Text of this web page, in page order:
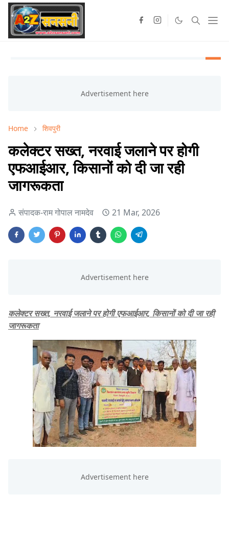
Home शिवपुरी
कलेक्टर सख्त, नरवाई जलाने पर होगी
एफआईआर, किसानों को दी जा रही
जागरूकता
संपादक-राम गोपाल नामदेव 21 Mar, 2026
कलेक्टर सख्त, नरवाई जलाने पर होगी एफआईआर, किसानों को दी जा रही
जागरूकता